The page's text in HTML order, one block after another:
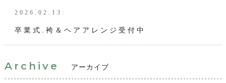
2026.02.13:
卒業式.袴＆ヘアアレンジ受付中
Archive アーカイブ